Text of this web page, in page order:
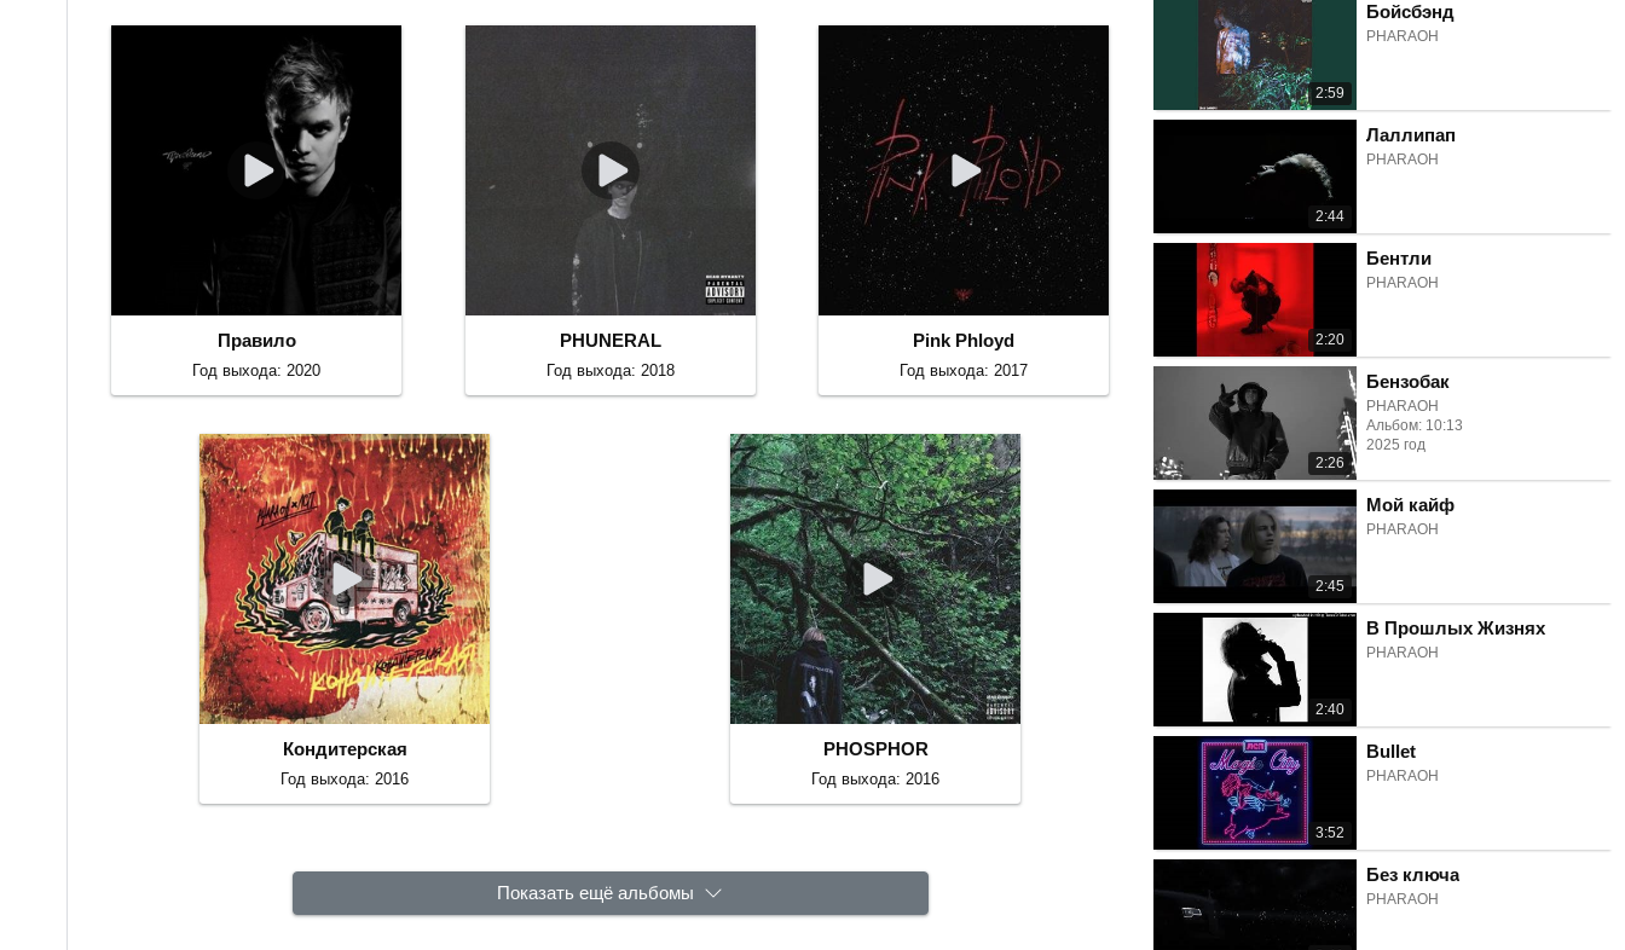
2:59
Бойсбэнд
PHARAOH
2:44
Лаллипап
PHARAOH
2:20
Бентли
PHARAOH
2:26
Бензобак
PHARAOH
Альбом: 10:13
2025 год
2:45
Мой кайф
PHARAOH
2:40
В Прошлых Жизнях
PHARAOH
3:52
Bullet
PHARAOH
Без ключа
PHARAOH
Правило
Год выхода: 2020
PHUNERAL
Год выхода: 2018
Pink Phloyd
Год выхода: 2017
Кондитерская
Год выхода: 2016
PHOSPHOR
Год выхода: 2016
Показать ещё альбомы